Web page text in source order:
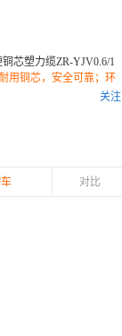
芯塑力缆ZR-YJV0.6/1
耐用铜芯，安全可靠；环
；灵活弯曲，安装便关注
对比